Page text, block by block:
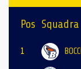
Pos Squadra
1